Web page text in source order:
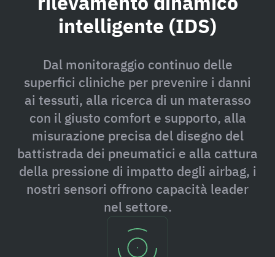
intelligente (IDS)
Dal monitoraggio continuo delle
superfici cliniche per prevenire i danni
ai tessuti, alla ricerca di un materasso
con il giusto comfort e supporto, alla
misurazione precisa del disegno del
battistrada dei pneumatici e alla cattura
della pressione di impatto degli airbag, i
nostri sensori offrono capacità leader
nel settore.